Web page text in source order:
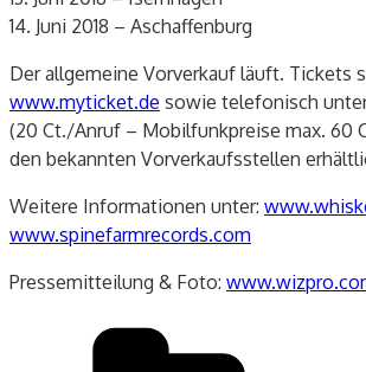
14. Juni 2018 – Aschaffenburg
Der allgemeine Vorverkauf läuft. Tickets
www.myticket.de sowie telefonisch unter
(20 Ct./Anruf – Mobilfunkpreise max. 60
den bekannten Vorverkaufsstellen
Weitere Informationen unter:
www.spinefarmrecords.com
Pressemitteilung & Foto: